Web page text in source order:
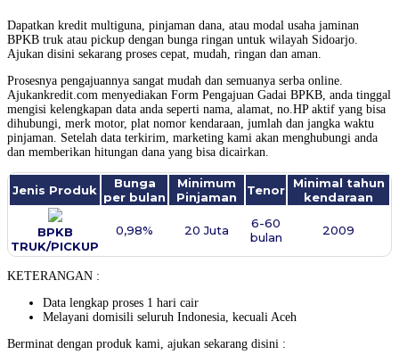
Dapatkan kredit multiguna, pinjaman dana, atau modal usaha jaminan
BPKB truk atau pickup dengan bunga ringan untuk wilayah Sidoarjo.
Ajukan disini sekarang proses cepat, mudah, ringan dan aman.
Prosesnya pengajuannya sangat mudah dan semuanya serba online.
Ajukankredit.com menyediakan Form Pengajuan Gadai BPKB, anda tinggal
mengisi kelengkapan data anda seperti nama, alamat, no.HP aktif yang bisa
dihubungi, merk motor, plat nomor kendaraan, jumlah dan jangka waktu
pinjaman. Setelah data terkirim, marketing kami akan menghubungi anda
dan memberikan hitungan dana yang bisa dicairkan.
Jenis Produk
Bunga
per bulan
Minimum
Pinjaman
Tenor
Minimal tahun
kendaraan
BPKB
TRUK/PICKUP
0,98% 20 Juta
6-60
bulan
2009
KETERANGAN :
Data lengkap proses 1 hari cair
Melayani domisili seluruh Indonesia, kecuali Aceh
Berminat dengan produk kami, ajukan sekarang disini :